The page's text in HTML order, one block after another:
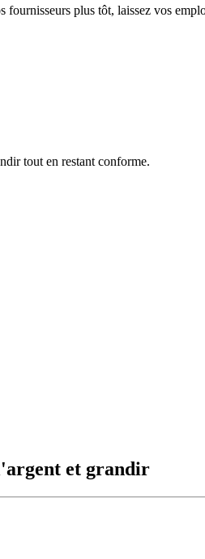
plus tôt, laissez vos
tout en restant conforme.
et grandir